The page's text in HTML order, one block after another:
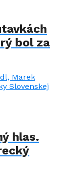
bol za
hlas.